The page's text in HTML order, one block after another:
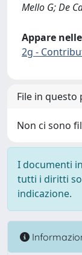
Mello G; De
Appare
2g -
File in
Non ci sono
I documenti
tutti i diritti
indicazione.